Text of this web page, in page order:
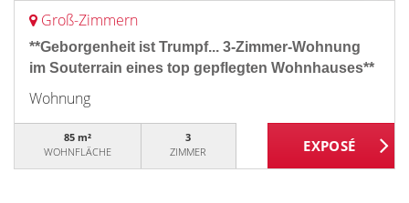
Groß-Zimmern
**Geborgenheit ist Trumpf... 3-Zimmer-Wohnung
im Souterrain eines top gepflegten Wohnhauses**
Wohnung
85 m²
WOHNFLÄCHE
3
ZIMMER